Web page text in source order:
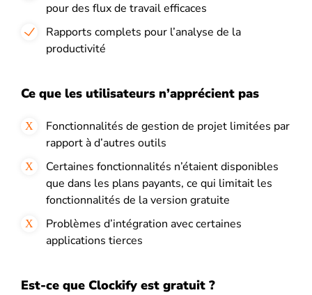
pour des flux de travail efficaces
Rapports complets pour l’analyse de la
productivité
Ce que les utilisateurs n’apprécient pas
Fonctionnalités de gestion de projet limitées par
rapport à d’autres outils
Certaines fonctionnalités n’étaient disponibles
que dans les plans payants, ce qui limitait les
fonctionnalités de la version gratuite
Problèmes d’intégration avec certaines
applications tierces
Est-ce que Clockify est gratuit ?